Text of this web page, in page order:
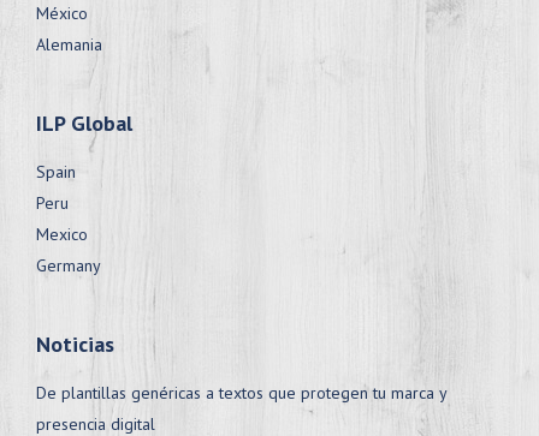
México
Alemania
ILP Global
Spain
Peru
Mexico
Germany
Noticias
De plantillas genéricas a textos que protegen tu marca y
presencia digital